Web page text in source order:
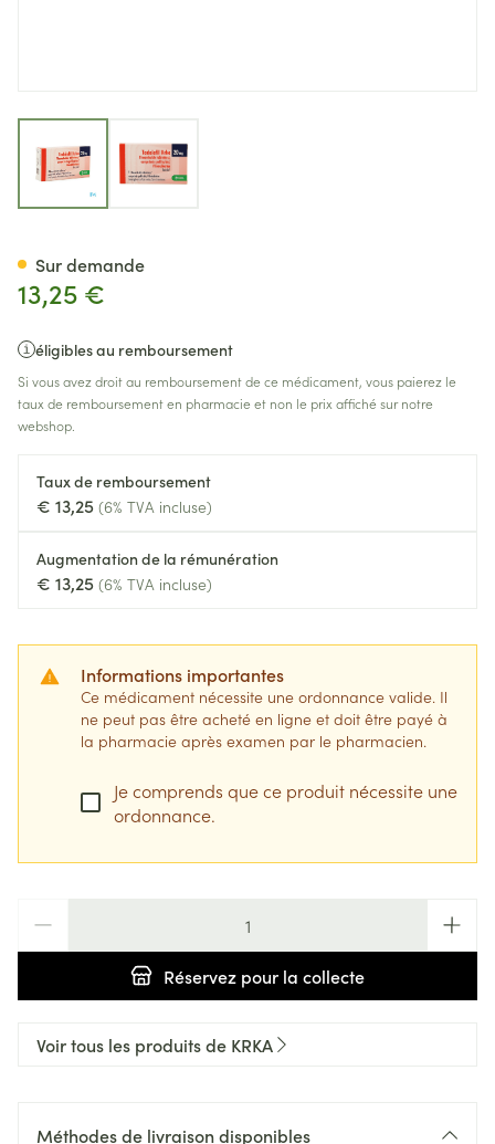
13,25 €
éligibles au remboursement
Si vous avez droit au remboursement de ce médicament, vous paierez le
taux de remboursement en pharmacie et non le prix affiché sur notre
webshop.
Taux de remboursement
€ 13,25 (6% TVA incluse)
Augmentation de la rémunération
€ 13,25 (6% TVA incluse)
Informations importantes
Ce médicament nécessite une ordonnance valide. Il
ne peut pas être acheté en ligne et doit être payé à
la pharmacie après examen par le pharmacien.
Je comprends que ce produit nécessite une
ordonnance.
Réservez pour la collecte
Sur demande
Voir tous les produits de KRKA
Méthodes de livraison disponibles